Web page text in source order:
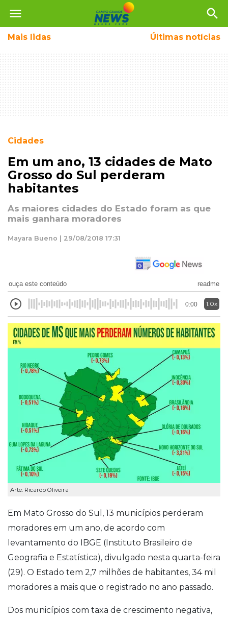
menu search
Mais lidas Últimas notícias
Cidades
Em um ano, 13 cidades de Mato
Grosso do Sul perderam
habitantes
As maiores cidades do Estado foram as que
mais ganhara moradores
Mayara Bueno | 29/08/2018 17:31
ouça este conteúdo readme
0:00 1.0x
Arte: Ricardo Oliveira
Em Mato Grosso do Sul, 13 municípios perderam
moradores em um ano, de acordo com
levantamento do IBGE (Instituto Brasileiro de
Geografia e Estatística), divulgado nesta quarta-feira
(29). O Estado tem 2,7 milhões de habitantes, 34 mil
moradores a mais que o registrado no ano passado.
Dos municípios com taxa de crescimento negativa,